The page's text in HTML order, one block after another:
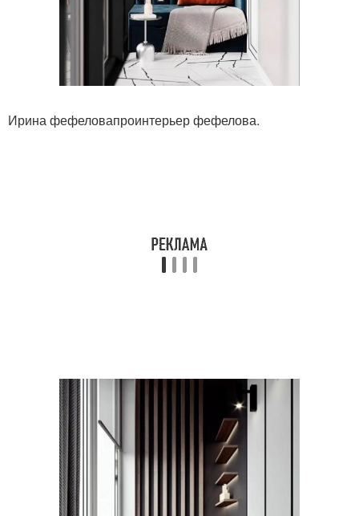
Ирина фефеловапроинтерьер фефелова.